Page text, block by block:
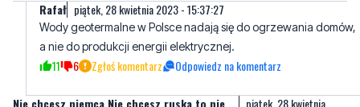
11 6 Zgłoś komentarz Odpowiedz na komentarz
Nie chcesz niemca Nie chcesz ruska to nie
głosuj wnet na tffffuska
2023 - 15:06:49
sprzedawania się jak ta k .... pod latarnią.